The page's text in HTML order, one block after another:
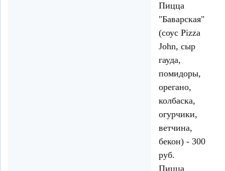
Пицца
"Баварская"
(соус Pizza
John, сыр
гауда,
помидоры,
орегано,
колбаска,
огурчики,
ветчина,
бекон) - 300
руб.
Пицца